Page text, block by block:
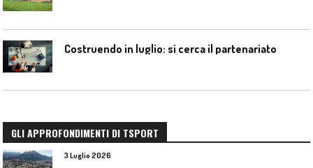
Costruendo in luglio: si cerca il partenariato
GLI APPROFONDIMENTI DI TSPORT
3 Luglio 2026